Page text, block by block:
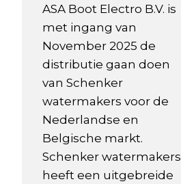
ASA Boot Electro B.V. is
met ingang van
November 2025 de
distributie gaan doen
van Schenker
watermakers voor de
Nederlandse en
Belgische markt.
Schenker watermakers
heeft een uitgebreide